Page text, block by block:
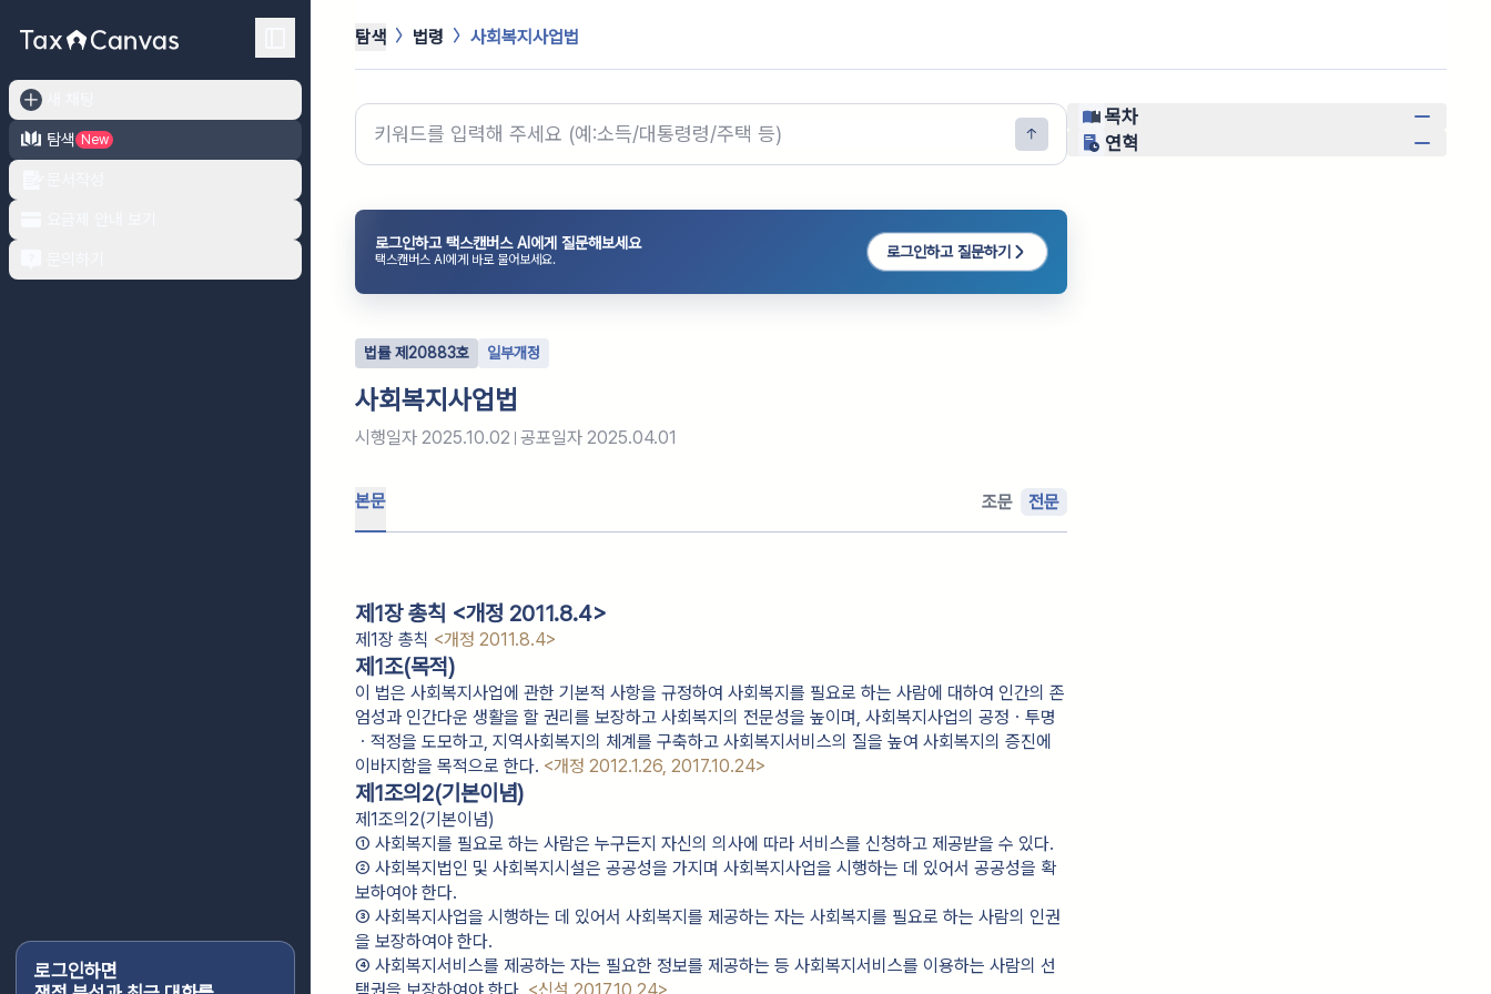
탐색
New
로그인하면
탐색 법령 사회복지사업법
로그인하고 택스캔버스 AI에게 질문해보세요
택스캔버스 AI에게 바로 물어보세요. 로그인하고 질문하기
법률제 20883호 일부개정
사회복지사업법
시행일자 2025.10.02 공포일자 2025.04.01
본문 조문 전문
제1장 총칙 <개정 2011.8.4>
제1장 총칙 <개정 2011.8.4>
제1조(목적)
이 법은 사회복지사업에 관한 기본적 사항을 규정하여 사회복지를 필요로 하는 사람에 대하여 인간의 존
엄성과 인간다운 생활을 할 권리를 보장하고 사회복지의 전문성을 높이며, 사회복지사업의 공정ㆍ투명
ㆍ적정을 도모하고, 지역사회복지의 체계를 구축하고 사회복지서비스의 질을 높여 사회복지의 증진에
이바지함을 목적으로 한다. <개정 2012.1.26, 2017.10.24>
제1조의2(기본이념)
제1조의2(기본이념)
① 사회복지를 필요로 하는 사람은 누구든지 자신의 의사에 따라 서비스를 신청하고 제공받을 수 있다.
② 사회복지법인 및 사회복지시설은 공공성을 가지며 사회복지사업을 시행하는 데 있어서 공공성을 확
보하여야 한다.
③ 사회복지사업을 시행하는 데 있어서 사회복지를 제공하는 자는 사회복지를 필요로 하는 사람의 인권
을 보장하여야 한다.
④ 사회복지서비스를 제공하는 자는 필요한 정보를 제공하는 등 사회복지서비스를 이용하는 사람의 선
목차
연혁